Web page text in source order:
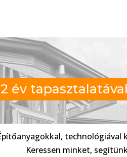
év
technológiával
Keressen minket,